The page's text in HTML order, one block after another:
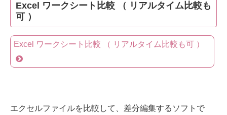
Excel ワークシート比較 （ リアルタイム比較も
可 ）
Excel ワークシート比較 （ リアルタイム比較も可 ）
エクセルファイルを比較して、差分編集するソフトで